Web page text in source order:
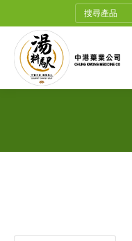
Search: